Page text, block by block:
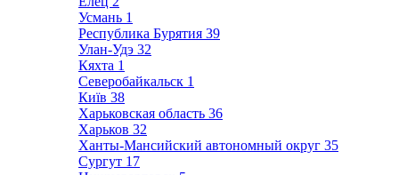
Усмань 1
Республика Бурятия 39
Улан-Удэ 32
Кяхта 1
Северобайкальск 1
Київ 38
Харьковская область 36
Харьков 32
Ханты-Мансийский автономный округ 35
Сургут 17